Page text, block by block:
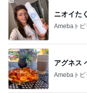
ニオイた
Amebaトピ
アグネス
Amebaトピ